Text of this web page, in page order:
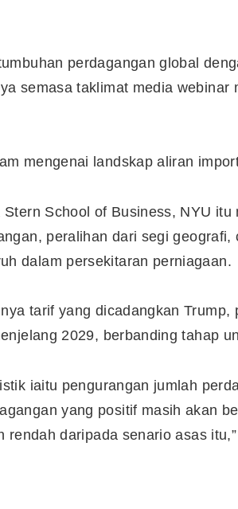
perdagangan global
semasa taklimat media webinar
mengenai landskap aliran
School of Business, NYU itu
peralihan dari segi geografi,
dalam persekitaran perniagaan.
tarif yang dicadangkan Trump,
2029, berbanding tahap
iaitu pengurangan jumlah
yang positif masih akan
daripada senario asas